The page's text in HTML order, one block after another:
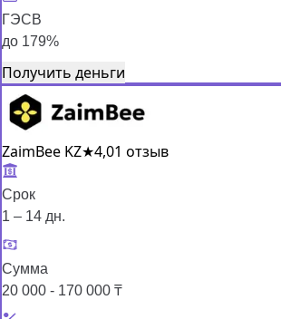
ГЭСВ
до 179%
Получить деньги
ZaimBee KZ★4,01 отзыв
Срок
1 – 14 дн.
Сумма
20 000 - 170 000 ₸